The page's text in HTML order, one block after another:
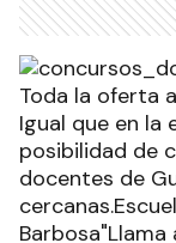
Toda la oferta
Igual que en la
posibilidad de
docentes de